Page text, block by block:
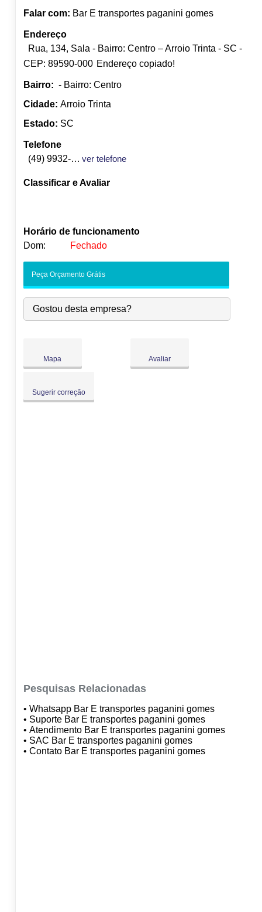
Falar com: Bar E transportes paganini gomes
Endereço
Rua, 134, Sala - Bairro: Centro – Arroio Trinta - SC -
CEP: 89590-000 Endereço copiado!
Bairro: - Bairro: Centro
Cidade: Arroio Trinta
Estado: SC
Telefone
(49) 9932-1700
ver telefone
Classificar e Avaliar
Horário de funcionamento
Dom:
Fechado
-
Qua:
09:00-18:00
Qui:
09:00-18:00 ●
Peça Orçamento Grátis
Gostou desta empresa?
Mapa Avaliar
Sugerir correção
Pesquisas Relacionadas
• Whatsapp Bar E transportes paganini gomes
• Suporte Bar E transportes paganini gomes
• Atendimento Bar E transportes paganini gomes
• SAC Bar E transportes paganini gomes
• Contato Bar E transportes paganini gomes